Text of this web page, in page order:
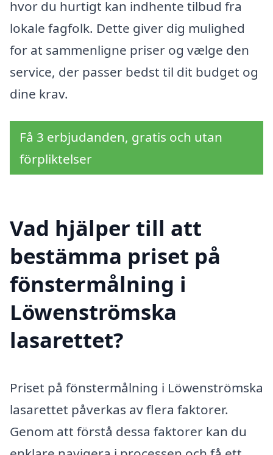
hvor du hurtigt kan indhente tilbud fra
lokale fagfolk. Dette giver dig mulighed
for at sammenligne priser og vælge den
service, der passer bedst til dit budget og
dine krav.
Få 3 erbjudanden, gratis och utan
förpliktelser
Vad hjälper till att
bestämma priset på
fönstermålning i
Löwenströmska
lasarettet?
Priset på fönstermålning i Löwenströmska
lasarettet påverkas av flera faktorer.
Genom att förstå dessa faktorer kan du